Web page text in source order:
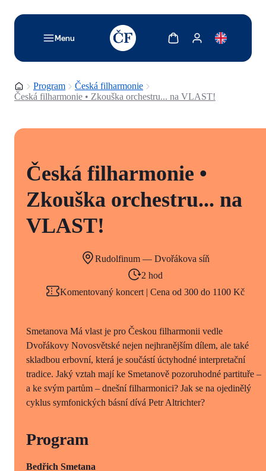
Menu
TODO: Add description for reader
Zobrazit košíkZobrazit můj účet
Domovská stránka
Program
Česká filharmonie
Česká filharmonie • Zkouška orchestru... na VLAST!
Česká filharmonie •
Zkouška orchestru... na
VLAST!
Rudolfinum — Dvořákova síň
2 hod
Komentovaný koncert | Cena od 300 do 1100 Kč
Smetanova Má vlast je pro Českou filharmonii vedle
Dvořákovy Novosvětské nejen nejhranějším dílem, ale také
skladbou erbovní, která je součástí úctyhodné interpretační
tradice. Jaký vztah mají ke Smetanově pozoruhodné partituře –
a ke svým partům – dnešní filharmonici? Jak se na ojedinělý
cyklus symfonických básní dívá Petr Altrichter?
Program
Bedřich Smetana